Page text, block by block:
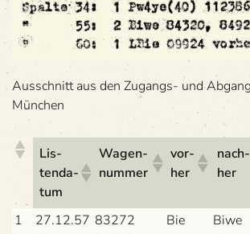
Aus­schnitt aus den Zugangs- und
München
Lis­
ten­da­
tum
Wagen­
num­mer
vor­
her
nach­
her
1
27.12.57 83272 Bie Biwe